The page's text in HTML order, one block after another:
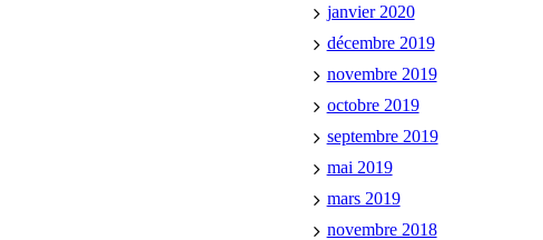
janvier 2020
décembre 2019
novembre 2019
octobre 2019
septembre 2019
mai 2019
mars 2019
novembre 2018